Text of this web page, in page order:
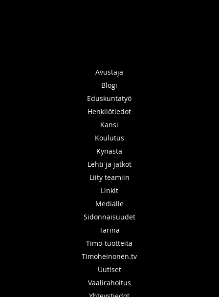
Avustaja
Blogi
Eduskuntatyö
Henkilötiedot
Kansi
Koulutus
Kynästä
Lehti ja jatkot
Liity teamiin
Linkit
Medialle
Sidonnaisuudet
Tarina
Timo-tuotteita
Timoheinonen.tv
Uutiset
Vaalirahoitus